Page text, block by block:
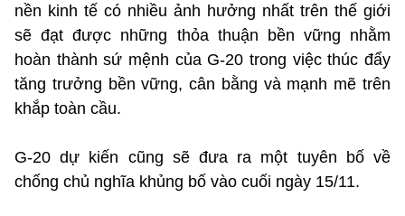
nền kinh tế có nhiều ảnh hưởng nhất trên thế giới
sẽ đạt được những thỏa thuận bền vững nhằm
hoàn thành sứ mệnh của G-20 trong việc thúc đẩy
tăng trưởng bền vững, cân bằng và mạnh mẽ trên
khắp toàn cầu.
G-20 dự kiến cũng sẽ đưa ra một tuyên bố về
chống chủ nghĩa khủng bố vào cuối ngày 15/11.